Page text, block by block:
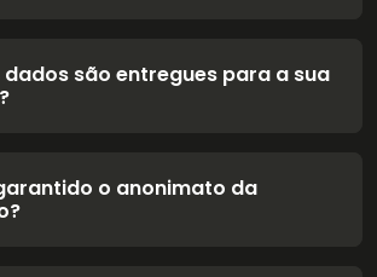
dados são entregues para a sua
o anonimato da